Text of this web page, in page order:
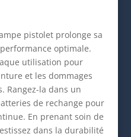
pistolet prolonge sa
optimale.
utilisation pour
et les dommages
Rangez-la dans un
de rechange pour
En prenant soin de
dans la durabilité